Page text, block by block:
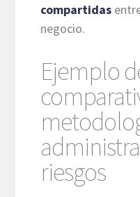
compartidas
negocio.
Ejemplo
riesgos